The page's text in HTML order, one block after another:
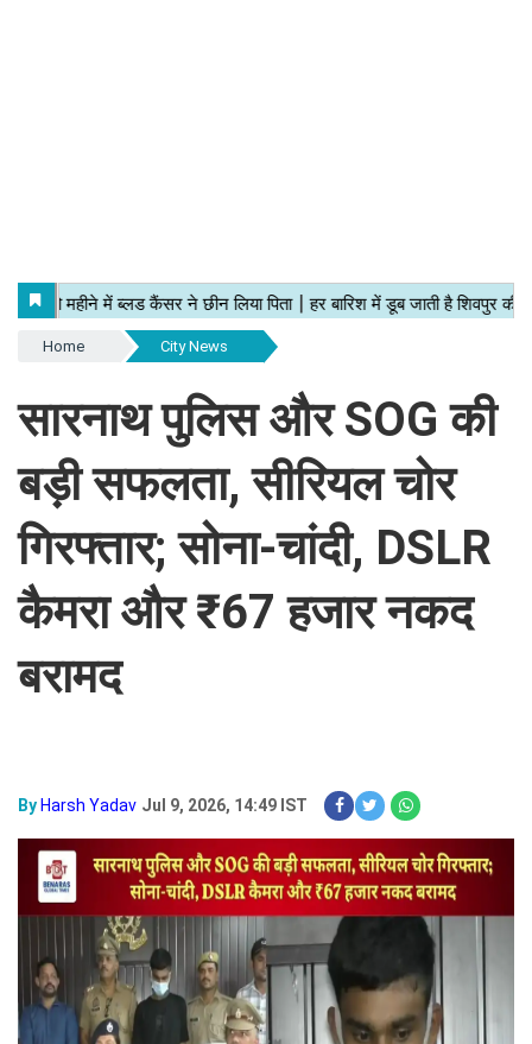
Home City News
सारनाथ पुलिस और SOG की
बड़ी सफलता, सीरियल चोर
गिरफ्तार; सोना-चांदी, DSLR
कैमरा और ₹67 हजार नकद
बरामद
By Harsh Yadav Jul 9, 2026, 14:49 IST